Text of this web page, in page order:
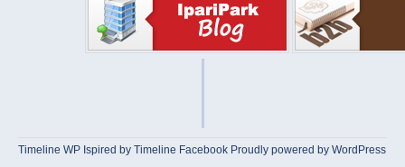
Timeline WP Ispired byTimeline Facebook Proudly powered by WordPress